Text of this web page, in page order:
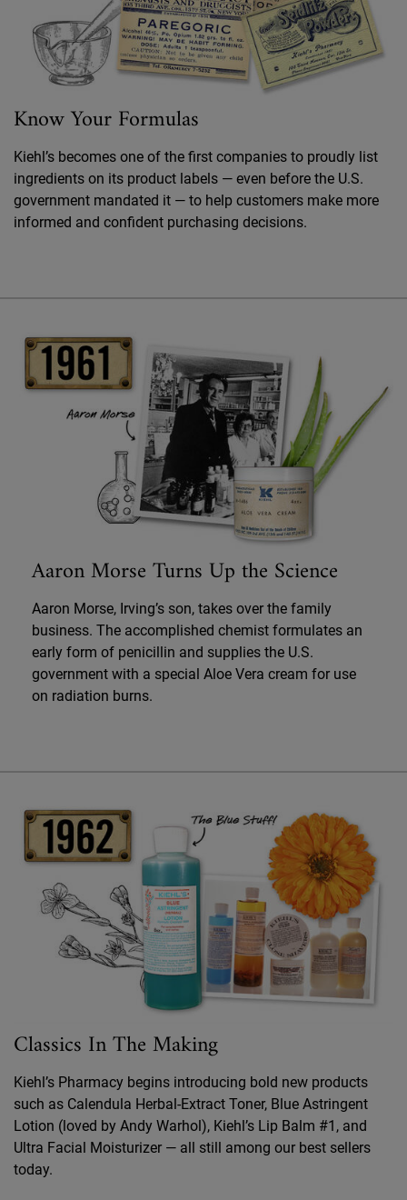
Know Your Formulas
Kiehl’s becomes one of the first companies to proudly list
ingredients on its product labels — even before the U.S.
government mandated it — to help customers make more
informed and confident purchasing decisions.
Aaron Morse Turns Up the Science
Aaron Morse, Irving’s son, takes over the family
business. The accomplished chemist formulates an
early form of penicillin and supplies the U.S.
government with a special Aloe Vera cream for use
on radiation burns.
Classics In The Making
Kiehl’s Pharmacy begins introducing bold new products
such as Calendula Herbal-Extract Toner, Blue Astringent
Lotion (loved by Andy Warhol), Kiehl’s Lip Balm #1, and
Ultra Facial Moisturizer — all still among our best sellers
today.